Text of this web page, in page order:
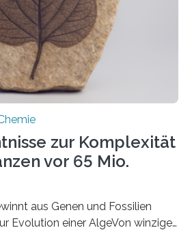
Organellen entscheidend ist. Die
Oktober 2025 in der
zur Komplexität
vor 65 Mio.
aus Genen und Fossilien
Evolution einer AlgeVon winzigen